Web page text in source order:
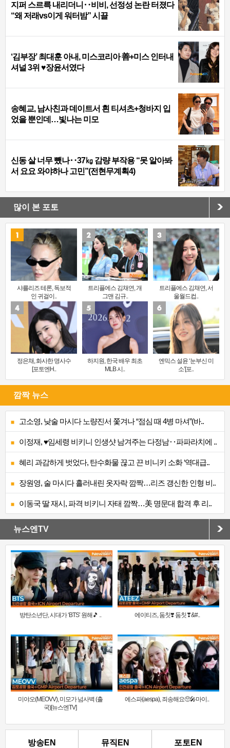
지퍼 스르륵 내리더니‥비비, 선정성 논란 터졌다
“왜 저래vs이게 워터밤” 시끌
‘김부장’ 최대훈 아내, 미스코리아 善+미스 인터내
셔널 3위 ♥장윤서였다
송혜교, 남사친과 데이트서 흰 티셔츠+청바지 입
었을 뿐인데…빛나는 미모
신동 살 너무 뺐나‥37㎏ 감량 부작용 “못 알아봐
서 요요 와야하나 고민”(전현무계획4)
많이 본 포토
샤를리즈 테론, 독보적
인 귀걸이..
트리플에스 김채연, 개
그맨 김규..
트리플에스 김채연, 서
울월드컵..
정은채, 화사한 명사수
[포토엔H..
하지원, 한국 배우 최초
MLB 시..
엔믹스 설윤 ‘눈부신 미
소’[포..
깜짝 뉴스
고소영, 낮술 마시다 노량진서 쫓겨나 “점심 때 4병 마셔”(바..
이정재, ♥임세령 비키니 인생샷 남겨주는 다정남‥파파라치에 ..
혜리 과감하게 벗었다, 탄수화물 끊고 끈 비니키 소화 ‘역대급..
장원영, 술 마시다 흘러내린 옷자락 깜짝…리즈 갱신한 인형 비..
이동국 딸 재시, 파격 비키니 자태 깜짝…美 명문대 합격 후 리..
뉴스엔TV
방탄소년단, 시대가 ‘BTS’ 원해🎵 .. 에이티즈, 둠칫❣️ 둠칫❣&#..
미야오(MEOVV), 미모가 넘사벽 (출
국)[뉴스엔TV]
에스파(aespa), 죄송해요🥺🎤마이..
방송EN 뮤직EN 포토EN